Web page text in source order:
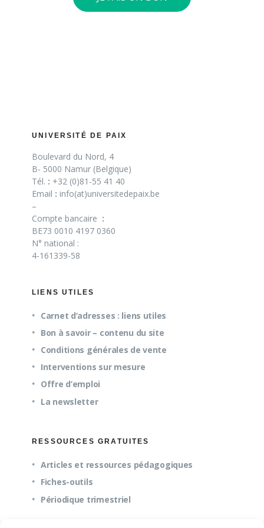
UNIVERSITÉ DE PAIX
Boulevard du Nord, 4
B- 5000 Namur (Belgique)
Tél. : +32 (0)81-55 41 40
Email : info(at)universitedepaix.be
–
Compte bancaire :
BE73 0010 4197 0360
N° national :
4-161339-58
LIENS UTILES
Carnet d’adresses : liens utiles
Bon à savoir – contenu du site
Conditions générales de vente
Interventions sur mesure
Offre d’emploi
La newsletter
RESSOURCES GRATUITES
Articles et ressources pédagogiques
Fiches-outils
Périodique trimestriel